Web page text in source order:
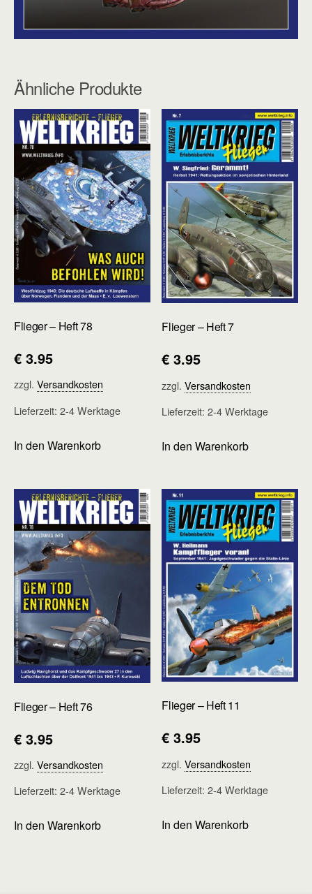
Ähnliche Produkte
Flieger – Heft 78
€ 3.95
zzgl. Versandkosten
Lieferzeit: 2-4 Werktage
In den Warenkorb
Flieger – Heft 7
€ 3.95
zzgl.Versandkosten
Lieferzeit:2-4 Werktage
In den Warenkorb
Flieger – Heft 76
€ 3.95
zzgl. Versandkosten
Lieferzeit: 2-4 Werktage
In den Warenkorb
Flieger – Heft 11
€ 3.95
zzgl.Versandkosten
Lieferzeit:2-4 Werktage
In den Warenkorb